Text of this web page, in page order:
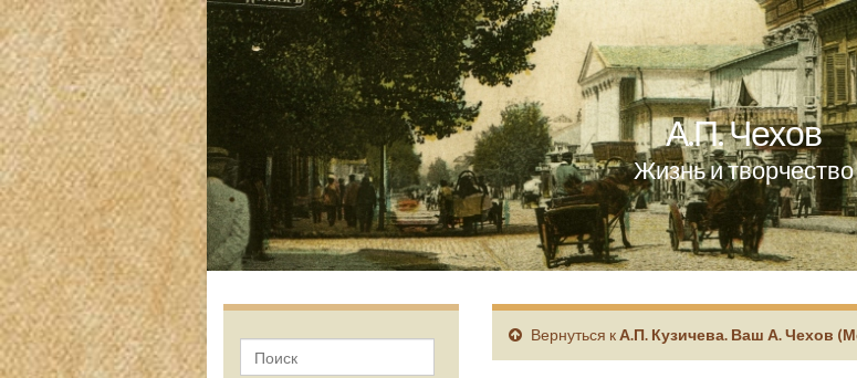
А.П. Чехов
Жизнь и творчество
Вернуться к А.П. Кузичева. Ваш А. Чехов